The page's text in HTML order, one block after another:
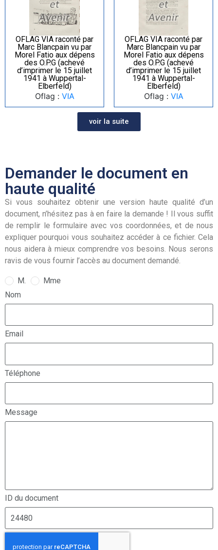
OFLAG VIA raconté par
Marc Blancpain vu par
Morel Fatio aux dépens
des O.P.G (achevé
d’imprimer le 15 juillet
1941 à Wuppertal-
Elberfeld)
Oflag : VIA
OFLAG VIA raconté par
Marc Blancpain vu par
Morel Fatio aux dépens
des O.P.G (achevé
d’imprimer le 15 juillet
1941 à Wuppertal-
Elberfeld)
Oflag : VIA
voir la suite
Demander le document en
haute qualité
Si vous souhaitez obtenir une version haute qualité d’un
document, n’hésitez pas à en faire la demande ! Il vous suffit
de remplir le formulaire avec vos coordonnées, et de nous
expliquer pourquoi vous souhaitez accéder à ce fichier. Cela
nous aidera à mieux comprendre vos besoins. Nous serons
ravis de vous fournir l’accès au document demandé.
M.
Mme
Nom
Email
Téléphone
Message
ID du document